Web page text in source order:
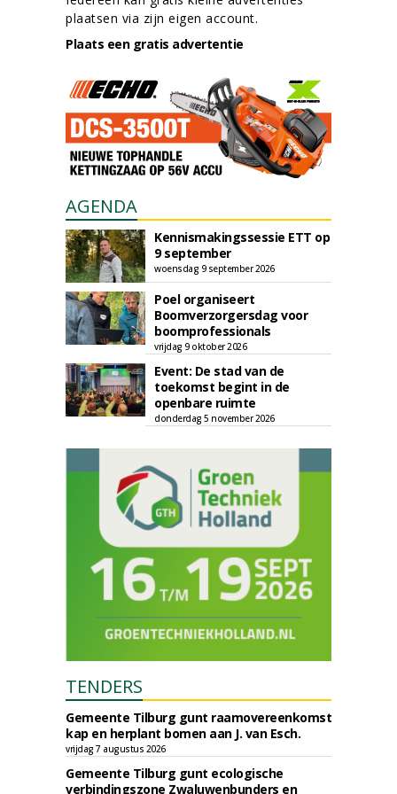
plaatsen via zijn eigen account.
Plaats een gratis advertentie
AGENDA
Kennismakingssessie ETT op
9 september
woensdag 9 september 2026
Poel organiseert
Boomverzorgersdag voor
boomprofessionals
vrijdag 9 oktober 2026
Event: De stad van de
toekomst begint in de
openbare ruimte
donderdag 5 november 2026
TENDERS
Gemeente Tilburg gunt raamovereenkomst
kap en herplant bomen aan J. van Esch.
vrijdag 7 augustus 2026
Gemeente Tilburg gunt ecologische
verbindingszone Zwaluwenbunders en